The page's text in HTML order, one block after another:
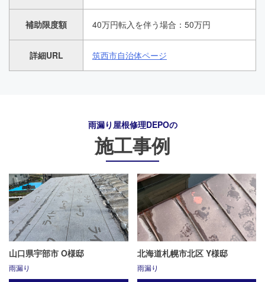
補助限度額 40万円転入を伴う場合：50万円
詳細URL 筑西市自治体ページ
雨漏り屋根修理DEPOの
施工事例
山口県宇部市 O様邸
雨漏り
北海道札幌市北区 Y様邸
雨漏り